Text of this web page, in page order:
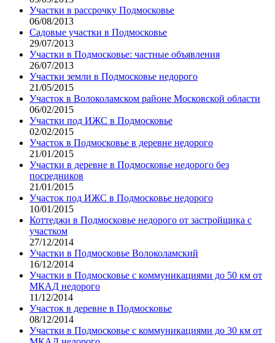
Участки в рассрочку Подмосковье
06/08/2013
Садовые участки в Подмосковье
29/07/2013
Участки в Подмосковье: частные объявления
26/07/2013
Участки земли в Подмосковье недорого
21/05/2015
Участок в Волоколамском районе Московской области
06/02/2015
Участки под ИЖС в Подмосковье
02/02/2015
Участок в Подмосковье в деревне недорого
21/01/2015
Участки в деревне в Подмосковье недорого без
посредников
21/01/2015
Участок под ИЖС в Подмосковье недорого
10/01/2015
Коттеджи в Подмосковье недорого от застройщика с
участком
27/12/2014
Участки в Подмосковье Волоколамский
16/12/2014
Участки в Подмосковье с коммуникациями до 50 км от
МКАД недорого
11/12/2014
Участок в деревне в Подмосковье
08/12/2014
Участки в Подмосковье с коммуникациями до 30 км от